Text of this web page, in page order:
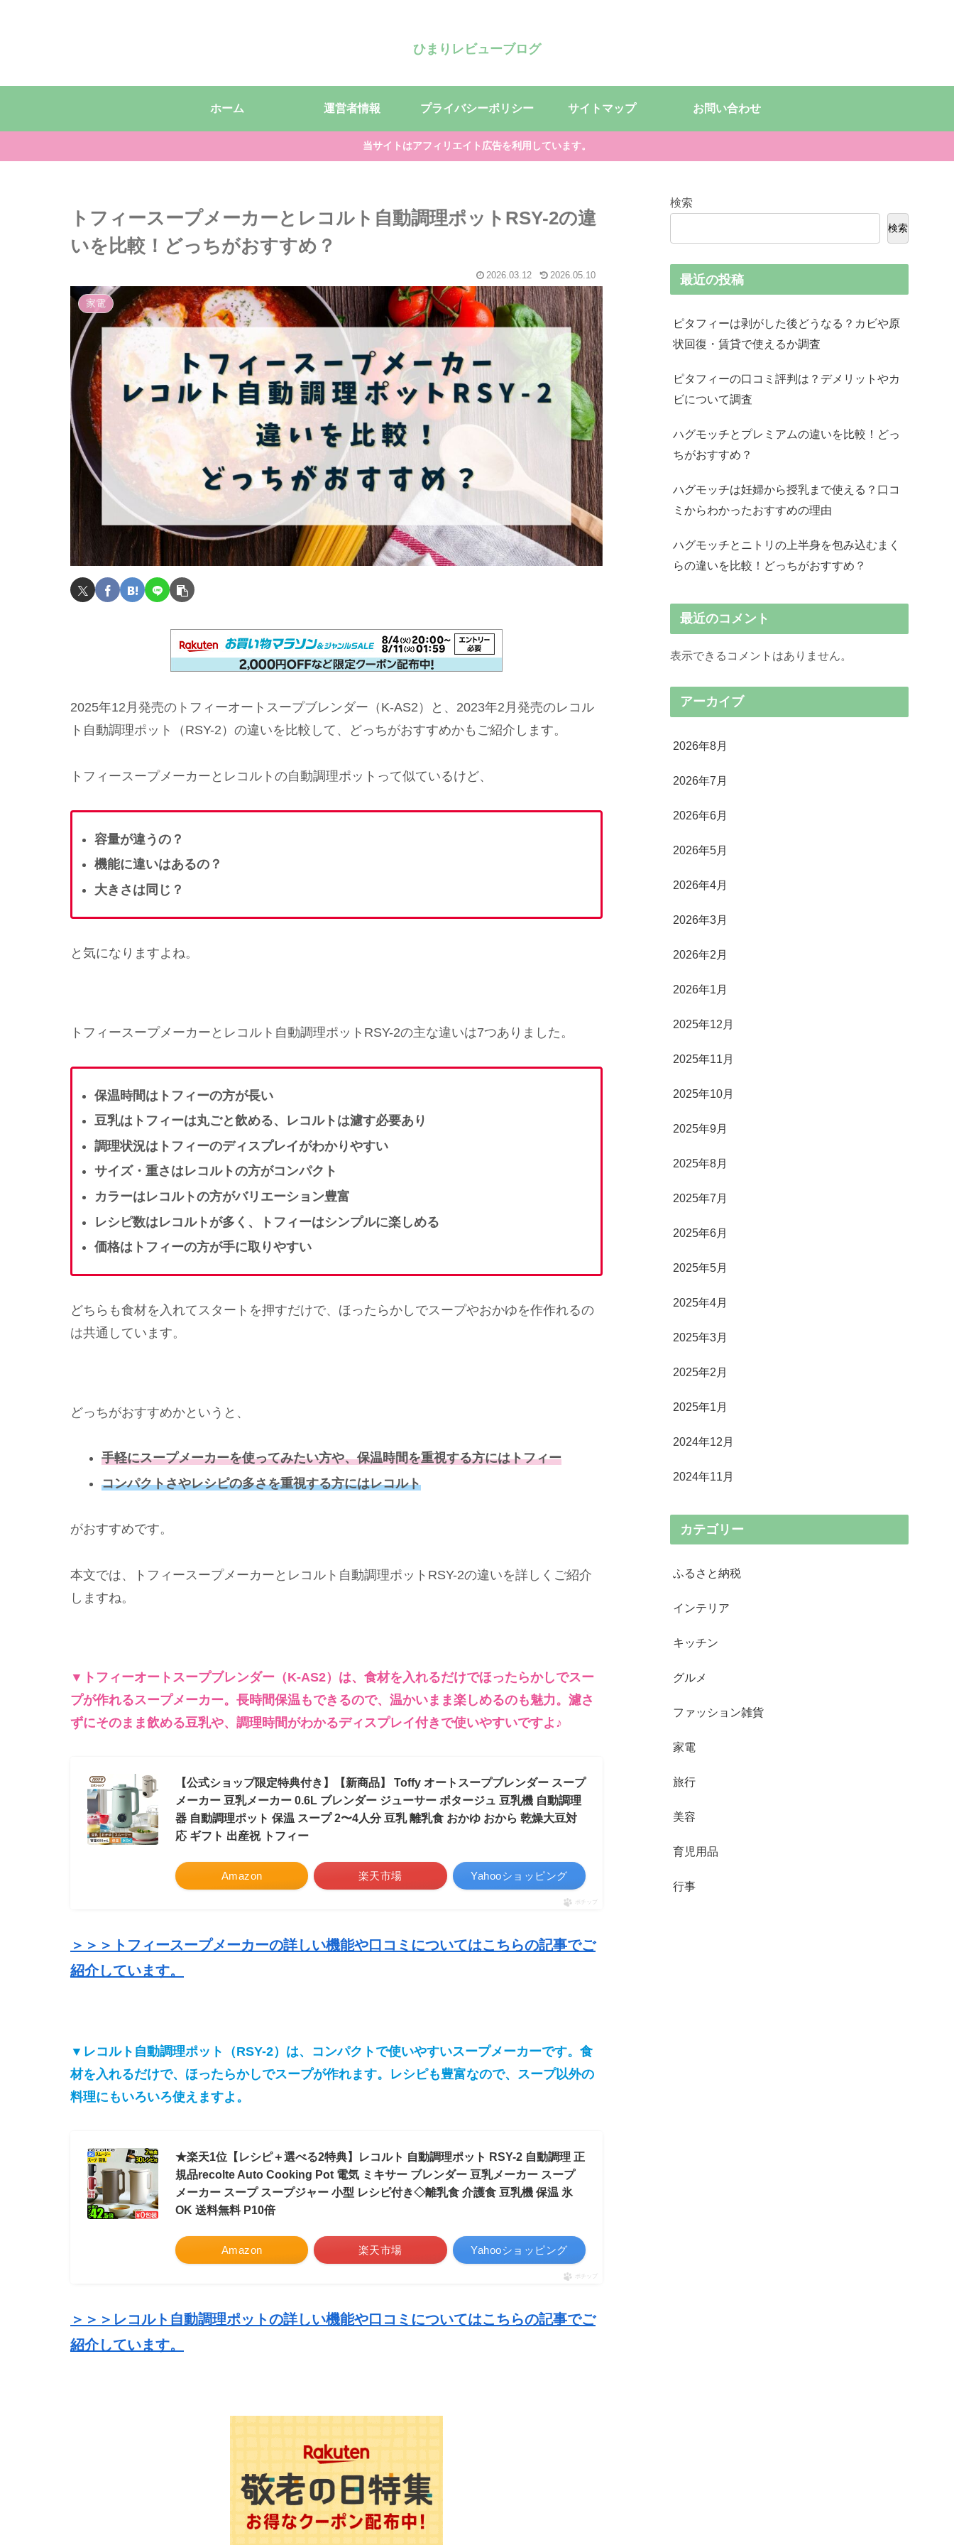
ひまりレビューブログ
ホーム 運営者情報 プライバシーポリシー サイトマップ お問い合わせ
当サイトはアフィリエイト広告を利用しています。
トフィースープメーカーとレコルト自動調理ポットRSY-2の違
いを比較！どっちがおすすめ？
2026.03.12 2026.05.10
家電
2025年12月発売のトフィーオートスープブレンダー（K-AS2）と、2023年2月発売のレコル
ト自動調理ポット（RSY-2）の違いを比較して、どっちがおすすめかもご紹介します。
トフィースープメーカーとレコルトの自動調理ポットって似ているけど、
容量が違うの？
機能に違いはあるの？
大きさは同じ？
と気になりますよね。
トフィースープメーカーとレコルト自動調理ポットRSY-2の主な違いは7つありました。
保温時間はトフィーの方が長い
豆乳はトフィーは丸ごと飲める、レコルトは濾す必要あり
調理状況はトフィーのディスプレイがわかりやすい
サイズ・重さはレコルトの方がコンパクト
カラーはレコルトの方がバリエーション豊富
レシピ数はレコルトが多く、トフィーはシンプルに楽しめる
価格はトフィーの方が手に取りやすい
どちらも食材を入れてスタートを押すだけで、ほったらかしでスープやおかゆを作作れるの
は共通しています。
どっちがおすすめかというと、
手軽にスープメーカーを使ってみたい方や、保温時間を重視する方にはトフィー
コンパクトさやレシピの多さを重視する方にはレコルト
がおすすめです。
本文では、トフィースープメーカーとレコルト自動調理ポットRSY-2の違いを詳しくご紹介
しますね。
▼トフィーオートスープブレンダー（K-AS2）は、食材を入れるだけでほったらかしでスー
プが作れるスープメーカー。長時間保温もできるので、温かいまま楽しめるのも魅力。濾さ
ずにそのまま飲める豆乳や、調理時間がわかるディスプレイ付きで使いやすいですよ♪
【公式ショップ限定特典付き】【新商品】 Toffy オートスープブレンダー スープ
メーカー 豆乳メーカー 0.6L ブレンダー ジューサー ポタージュ 豆乳機 自動調理
器 自動調理ポット 保温 スープ 2〜4人分 豆乳 離乳食 おかゆ おから 乾燥大豆対
応 ギフト 出産祝 トフィー
Amazon 楽天市場 Yahooショッピング
ポチップ
＞＞＞トフィースープメーカーの詳しい機能や口コミについてはこちらの記事でご
紹介しています。
▼レコルト自動調理ポット（RSY-2）は、コンパクトで使いやすいスープメーカーです。食
材を入れるだけで、ほったらかしでスープが作れます。レシピも豊富なので、スープ以外の
料理にもいろいろ使えますよ。
★楽天1位【レシピ＋選べる2特典】レコルト 自動調理ポット RSY-2 自動調理 正
規品recolte Auto Cooking Pot 電気 ミキサー ブレンダー 豆乳メーカー スープ
メーカー スープ スープジャー 小型 レシピ付き◇離乳食 介護食 豆乳機 保温 氷
OK 送料無料 P10倍
Amazon 楽天市場 Yahooショッピング
ポチップ
＞＞＞レコルト自動調理ポットの詳しい機能や口コミについてはこちらの記事でご
紹介しています。
検索
検索
最近の投稿
ピタフィーは剥がした後どうなる？カビや原
状回復・賃貸で使えるか調査
ピタフィーの口コミ評判は？デメリットやカ
ビについて調査
ハグモッチとプレミアムの違いを比較！どっ
ちがおすすめ？
ハグモッチは妊婦から授乳まで使える？口コ
ミからわかったおすすめの理由
ハグモッチとニトリの上半身を包み込むまく
らの違いを比較！どっちがおすすめ？
最近のコメント
表示できるコメントはありません。
アーカイブ
2026年8月
2026年7月
2026年6月
2026年5月
2026年4月
2026年3月
2026年2月
2026年1月
2025年12月
2025年11月
2025年10月
2025年9月
2025年8月
2025年7月
2025年6月
2025年5月
2025年4月
2025年3月
2025年2月
2025年1月
2024年12月
2024年11月
カテゴリー
ふるさと納税
インテリア
キッチン
グルメ
ファッション雑貨
家電
旅行
美容
育児用品
行事